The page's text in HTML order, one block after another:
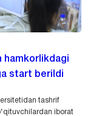
hamkorlikdagi
start berildi
tashrif
iborat